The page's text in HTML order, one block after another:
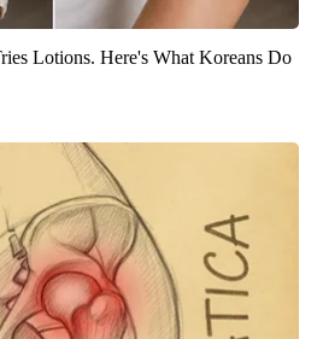
Lotions. Here's What Koreans Do